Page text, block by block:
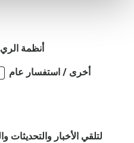
أنظمة الري
أخرى / استفسار عام
لتلقي الأخبار والتحديثات